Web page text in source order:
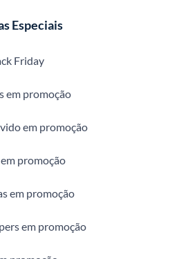
Especiais
Friday
em promoção
em promoção
promoção
em promoção
em promoção